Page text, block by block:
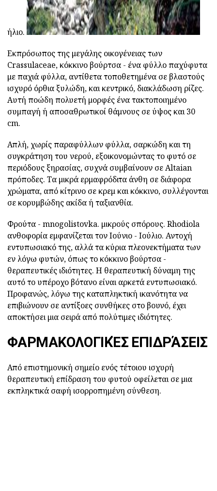
ήλιο.
Εκπρόσωπος της μεγάλης οικογένειας των
Crassulaceae, κόκκινο βούρτσα - ένα φύλλο παχύφυτα
με παχιά φύλλα, αντίθετα τοποθετημένα σε βλαστούς
ισχυρό όρθια ξυλώδη, και κεντρικό, διακλάδωση ρίζες.
Αυτή ποώδη πολυετή μορφές ένα τακτοποιημένο
συμπαγή ή αποσαθρωτικοί θάμνους σε ύψος και 30
cm.
Απλή, χωρίς παραφύλλων φύλλα, σαρκώδη και τη
συγκράτηση του νερού, εξοικονομώντας το φυτό σε
περιόδους ξηρασίας, συχνά συμβαίνουν σε Altaian
πρόποδες. Τα μικρά ερμαφρόδιτα άνθη σε διάφορα
χρώματα, από κίτρινο σε κρεμ και κόκκινο, συλλέγονται
σε κορυμβώδης ακίδα ή ταξιανθία.
Φρούτα - mnogolistovka. μικρούς σπόρους. Rhodiola
ανθοφορία εμφανίζεται τον Ιούνιο - Ιούλιο. Αντοχή
εντυπωσιακό της, αλλά τα κύρια πλεονεκτήματα των
εν λόγω φυτών, όπως το κόκκινο βούρτσα -
θεραπευτικές ιδιότητες. Η θεραπευτική δύναμη της
αυτό το υπέροχο βότανο είναι αρκετά εντυπωσιακό.
Προφανώς, λόγω της καταπληκτική ικανότητα να
επιβιώνουν σε αντίξοες συνθήκες στο βουνό, έχει
αποκτήσει μια σειρά από πολύτιμες ιδιότητες.
ΦΑΡΜΑΚΟΛΟΓΙΚΈΣ ΕΠΙΔΡΆΣΕΙΣ
Από επιστημονική σημείο ενός τέτοιου ισχυρή
θεραπευτική επίδραση του φυτού οφείλεται σε μια
εκπληκτικά σαφή ισορροπημένη σύνθεση.